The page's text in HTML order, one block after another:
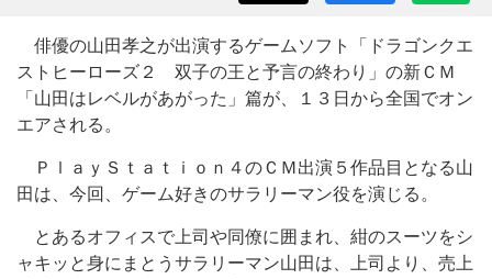
俳優の山田孝之が出演するゲームソフト「ドラゴンクエ
ストヒーローズ２ 双子の王と予言の終わり」の新ＣＭ
「山田はレベルがあがった」篇が、１３日から全国でオン
エアされる。
ＰｌａｙＳｔａｔｉｏｎ４のＣＭ出演５作品目となる山
田は、今回、ゲーム好きのサラリーマン役を演じる。
とあるオフィスで上司や同僚に囲まれ、紺のスーツをシ
ャキッと身にまとうサラリーマン山田は、上司より、売上